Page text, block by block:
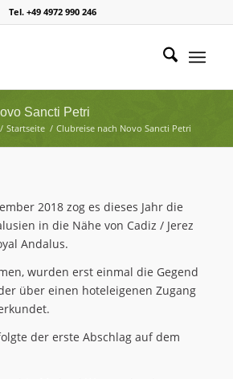
Tel. +49 4972 990 246
Sancti Petri
/ Startseite / Clubreise nach Novo Sancti Petri
2018 zog es dieses Jahr die
in die Nähe von Cadiz / Jerez
Andalus.
wurden erst einmal die Gegend
über einen hoteleigenen Zugang
der erste Abschlag auf dem